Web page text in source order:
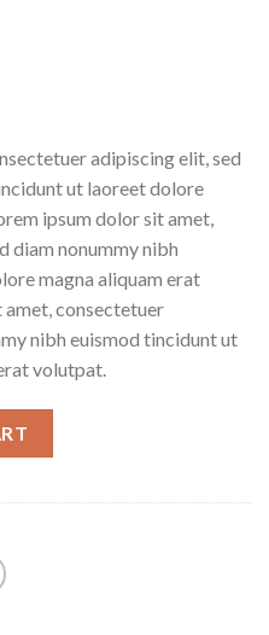
adipiscing elit, sed
ut laoreet dolore
ipsum dolor sit amet,
diam nonummy nibh
magna aliquam erat
consectetuer
nibh euismod tincidunt ut
volutpat.